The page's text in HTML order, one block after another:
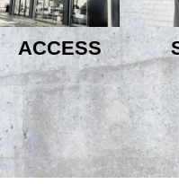
ACCESS